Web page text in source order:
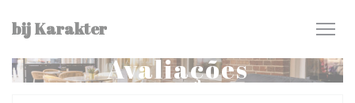
bij Karakter
Avaliações